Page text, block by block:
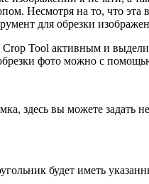
Несмотря на то, что
для обрезки
Tool активным и
фото можно с
здесь вы можете
будет иметь